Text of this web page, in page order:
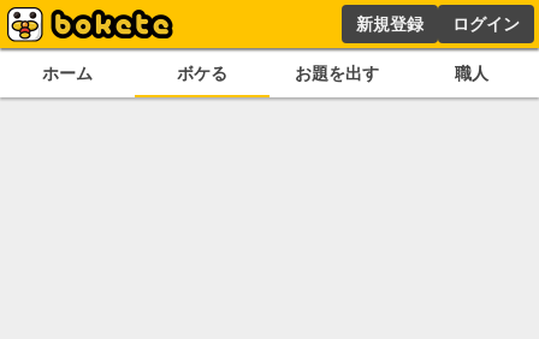
新規登録 ログイン
ホーム ボケる お題を出す 職人